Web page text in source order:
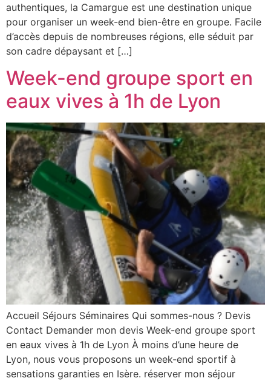
authentiques, la Camargue est une destination unique
pour organiser un week-end bien-être en groupe. Facile
d’accès depuis de nombreuses régions, elle séduit par
son cadre dépaysant et […]
Week-end groupe sport en
eaux vives à 1h de Lyon
Accueil Séjours Séminaires Qui sommes-nous ? Devis
Contact Demander mon devis Week-end groupe sport
en eaux vives à 1h de Lyon À moins d’une heure de
Lyon, nous vous proposons un week-end sportif à
sensations garanties en Isère. réserver mon séjour